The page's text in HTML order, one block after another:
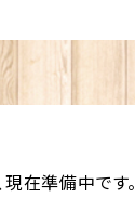
在準備中です。